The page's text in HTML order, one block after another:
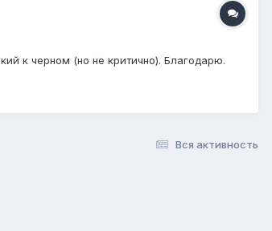
к черном (но не критично). Благодарю.
Вся активность